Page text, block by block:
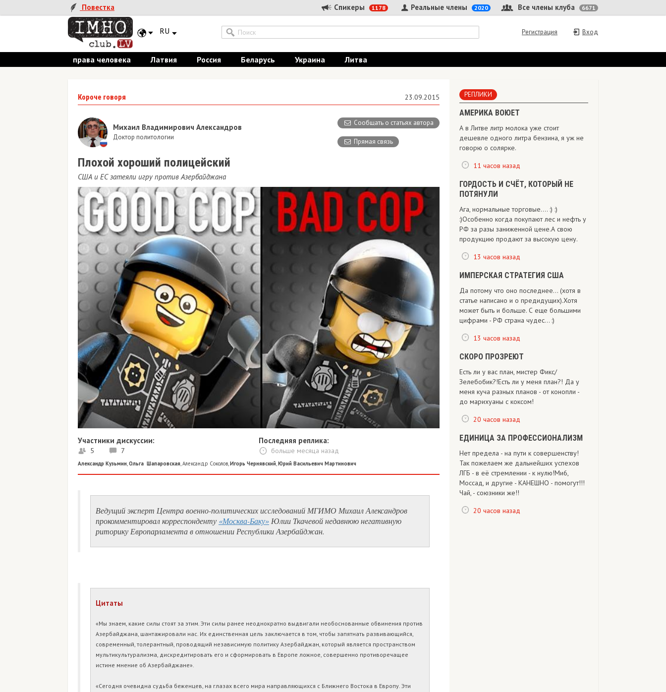
Повестка Спикеры 1178 Все члены клуба 6671
Реальные члены 2020
RU Вход
Регистрация
права человека Латвия Россия Беларусь Украина Литва
Короче говоря 23.09.2015
Сообщать о статьях автора
Прямая связь
Михаил Владимирович Александров
Доктор политологии
Плохой хороший полицейский
США и ЕС затеяли игру против Азербайджана
Участники дискуссии:
5 7
Последняя реплика:
больше месяца назад
Александр Кузьмин,Ольга Шапаровская,Александр Соколов,Игорь Чернявский,Юрий Васильевич Мартинович
Ведущий эксперт Центра военно-политических исследований МГИМО Михаил Александров
прокомментировал корреспонденту «Москва-Баку» Юлии Ткачевой недавнюю негативную
риторику Европарламента в отношении Республики Азербайджан.
Цитаты
«Мы знаем, какие силы стоят за этим. Эти силы ранее неоднократно выдвигали необоснованные обвинения против
Азербайджана, шантажировали нас. Их единственная цель заключается в том, чтобы запятнать развивающийся,
современный, толерантный, проводящий независимую политику Азербайджан, который является пространством
мультикультурализма, дискредитировать его и сформировать в Европе ложное, совершенно противоречащее
истине мнение об Азербайджане».
«Сегодня очевидна судьба беженцев, на глазах всего мира направляющихся с Ближнего Востока в Европу. Эти
РЕПЛИКИ
АМЕРИКА ВОЮЕТ
А в Литве литр молока уже стоит
дешевле одного литра бензина, я уж не
говорю о солярке.
11 часов назад
ГОРДОСТЬ И СЧЁТ, КОТОРЫЙ НЕ
ПОТЯНУЛИ
Ага, нормальные торговые.... :) :)
:)Особенно когда покупают лес и нефть у
РФ за разы заниженной цене.А свою
продукцию продают за высокую цену.
13 часов назад
ИМПЕРСКАЯ СТРАТЕГИЯ США
Да потому что оно последнее... (хотя в
статье написано и о предидущих).Хотя
может быть и больше. С еще большими
цифрами - РФ страна чудес... :)
13 часов назад
СКОРО ПРОЗРЕЮТ
Есть ли у вас план, мистер Фикс/
Зелебобик?!Есть ли у меня план?! Да у
меня куча разных планов - от конопли -
до марихуаны с коксом!
20 часов назад
ЕДИНИЦА ЗА ПРОФЕССИОНАЛИЗМ
Нет предела - на пути к совершенству!
Так пожелаем же дальнейших успехов
ЛГБ - в её стремлении - к нулю!Ми6,
Моссад, и другие - КАНЕШНО - помогут!!!
Чай, - союзники же!!
20 часов назад